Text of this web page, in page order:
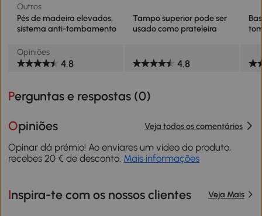
Outros
Pés de madeira elevados,
sistema anti-tombamento
Tampo superior pode ser
usado como prateleira
Opiniões
4.8 4.8
Perguntas e respostas (0)
Opiniões Veja todos os comentários
Opinar dá prémio! Ao enviares um vídeo do produto,
recebes 20 € de desconto. Mais informações
Inspira-te com os nossos clientes Veja Mais